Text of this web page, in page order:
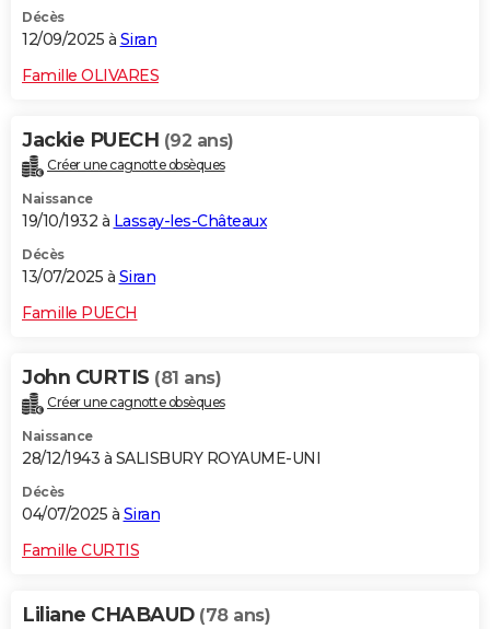
Décès
12/09/2025 à Siran
Famille OLIVARES
Jackie PUECH (92 ans)
Créer une cagnotte obsèques
Naissance
19/10/1932 à Lassay-les-Châteaux
Décès
13/07/2025 à Siran
Famille PUECH
John CURTIS (81 ans)
Créer une cagnotte obsèques
Naissance
28/12/1943 à SALISBURY ROYAUME-UNI
Décès
04/07/2025 à Siran
Famille CURTIS
Liliane CHABAUD (78 ans)